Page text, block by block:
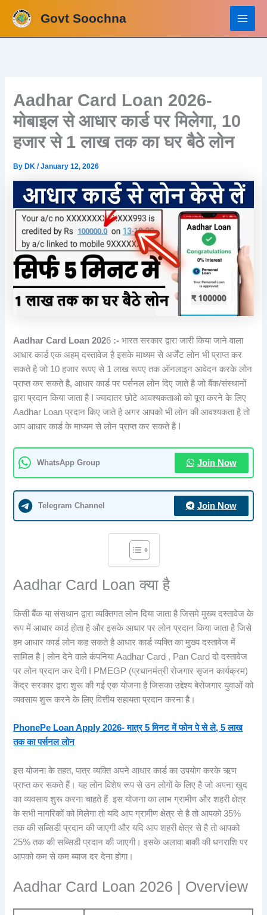
content
Govt Soochna
Aadhar Card Loan 2026-
मोबाइल से आधार कार्ड पर मिलेगा, 10
हजार से 1 लाख तक का घर बैठे लोन
By DK/January 12, 2026
Aadhar Card Loan 2026 :- भारत सरकार द्वारा जारी किया जाने वाला
आधार कार्ड एक अहम् दस्तावेज है इसके माध्यम से अर्जेंट लोन भी प्राप्त कर
सकते है जो 10 हजार रूपए से 1 लाख रूपए तक ऑनलाइन आवेदन करके लोन
प्राप्त कर सकते है, आधार कार्ड पर पर्सनल लोन दिए जाते है जो बैंक/संस्थानों
द्वारा प्रदान किया जाता है I ज्यादातर छोटे आवश्यकताओ को पूरा करने के लिए
Aadhar Loan प्रदान किए जाते है अगर आपको भी लोन की आवश्यकता है तो
आप आधार कार्ड के माध्यम से लोन प्राप्त कर सकते है I
WhatsApp Group Join Now
Telegram Channel Join Now
Aadhar Card Loan क्या है
किसी बैंक या संसथान द्वारा व्यक्तिगत लोन दिया जाता है जिसमे मुख्य दस्तावेज के
रूप में आधार कार्ड होता है और इसके आधार पर लोन प्रदान किया जाता है जिसे
हम आधार कार्ड लोन कह सकते है आधार कार्ड व्यक्ति का मुख्य दस्तावेज में
सामिल है | लोन देने वाले कंपनिया Aadhar Card , Pan Card दो दस्तावेज
पर लोन प्रदान कर देगी I PMEGP (प्रधानमंत्री रोजगार सृजन कार्यक्रम)
केंद्र सरकार द्वारा शुरू की गई एक योजना है जिसका उद्देश्य बेरोजगार युवाओं को
व्यवसाय शुरू करने के लिए वित्तीय सहायता प्रदान करना है।
PhonePe Loan Apply 2026- मात्र 5 मिनट में फोन पे से ले, 5 लाख
तक का पर्सनल लोन
इस योजना के तहत, पात्र व्यक्ति अपने आधार कार्ड का उपयोग करके ऋण
प्राप्त कर सकते हैं। यह लोन विशेष रूप से उन लोगों के लिए है जो अपना खुद
का व्यवसाय शुरू करना चाहते हैं इस योजना का लाभ ग्रामीण और शहरी क्षेत्र
के सभी नागरिकों को मिलेगा तो यदि आप ग्रामीण क्षेत्र से है तो आपको 35%
तक की सब्सिडी प्रदान की जाएगी और यदि आप शहरी क्षेत्र से है तो आपको
25% तक की सब्सिडी प्रदान की जाएगी। इसके अलावा बाकी की धनराशि पर
आपको कम से कम ब्याज दर देना होगा।
Aadhar Card Loan 2026 | Overview